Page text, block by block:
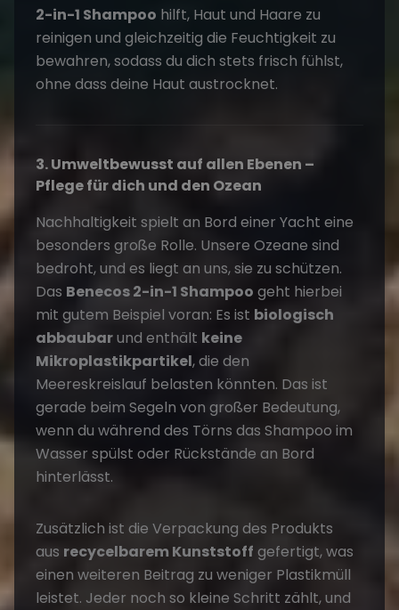
2-in-1 Shampoo hilft, Haut und Haare zu
reinigen und gleichzeitig die Feuchtigkeit zu
bewahren, sodass du dich stets frisch fühlst,
ohne dass deine Haut austrocknet.
3. Umweltbewusst auf allen Ebenen –
Pflege für dich und den Ozean
Nachhaltigkeit spielt an Bord einer Yacht eine
besonders große Rolle. Unsere Ozeane sind
bedroht, und es liegt an uns, sie zu schützen.
Das Benecos 2-in-1 Shampoo geht hierbei
mit gutem Beispiel voran: Es ist biologisch
abbaubarund enthält keine
Mikroplastikpartikel, die den
Meereskreislauf belasten könnten. Das ist
gerade beim Segeln von großer Bedeutung,
wenn du während des Törns das Shampoo im
Wasser spülst oder Rückstände an Bord
hinterlässt.
Zusätzlich ist die Verpackung des Produkts
aus recycelbarem Kunststoff gefertigt, was
einen weiteren Beitrag zu weniger Plastikmüll
leistet. Jeder noch so kleine Schritt zählt, und